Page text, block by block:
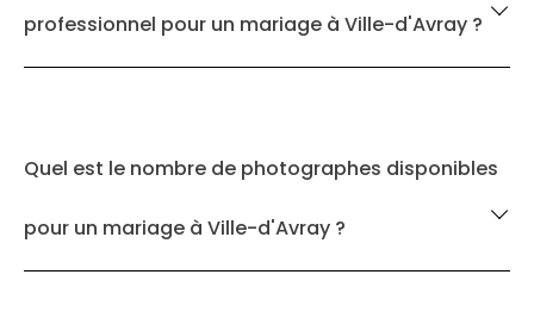
professionnel pour un mariage à Ville-d'Avray ?
Quel est le nombre de photographes disponibles
pour un mariage à Ville-d'Avray ?